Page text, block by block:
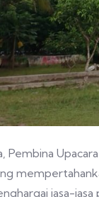
Pembina
jasa-